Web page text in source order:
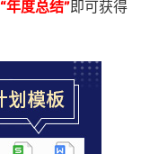
“年度总结”即可获得